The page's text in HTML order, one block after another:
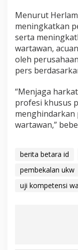
Menurut
meningkatkan
serta
wartawan,
oleh
pers
“Menjaga
profesi khusus
menghindarkan
wartawan,”
berita betara id
pembekalan ukw
uji kompetensi